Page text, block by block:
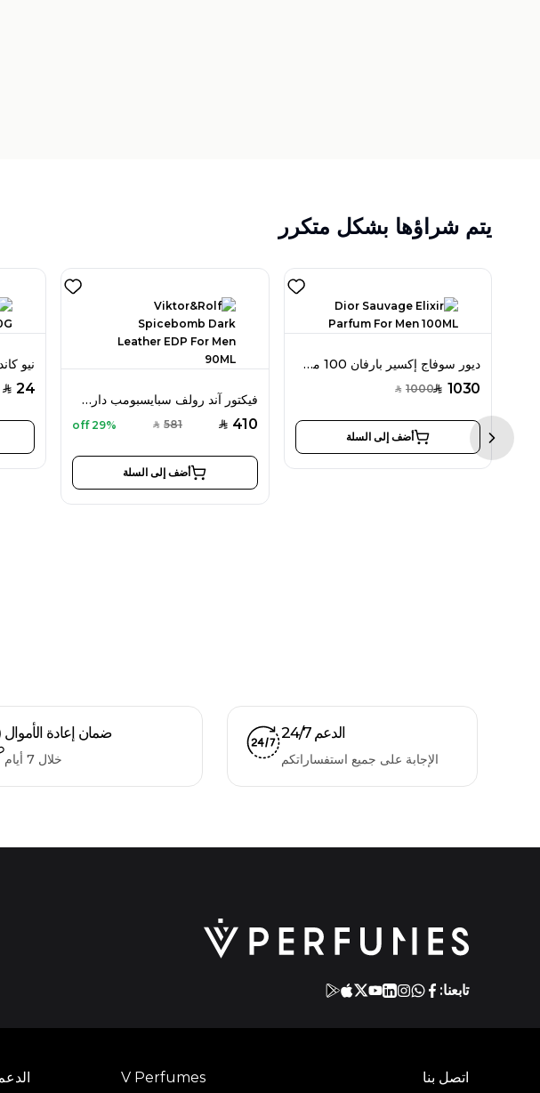
يتم شراؤها بشكل متكرر
SAR 24
فيكتور آند رولف سبايسبومب دارك ليذر أو دو بارفان 90 مل للرجال
SAR 410
SAR 581
29% off
أضف إلى السلة
ديور سوفاج إكسير بارفان 100 مل للرجال
SAR 1030
SAR 1000
أضف إلى السلة
Next
ضمان إعادة الأموال
خلال 7 أيام
الدعم 24/7
الإجابة على جميع استفساراتكم
تابعنا:
اتصل بنا V Perfumes